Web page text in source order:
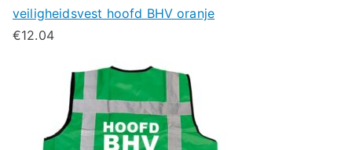
veiligheidsvest hoofd BHV oranje
€12.04